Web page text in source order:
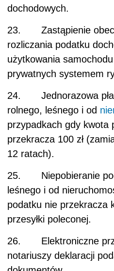
dochodowych.
23. Zastąpienie
rozliczania podatku
użytkowania
prywatnych systemem
24. Jednorazowa
rolnego, leśnego i od
przypadkach gdy kwota
przekracza 100 zł
12 ratach).
25. Niepobieranie
leśnego i od
podatku nie przekracza
przesyłki poleconej.
26. Elektroniczne
notariuszy deklaracji